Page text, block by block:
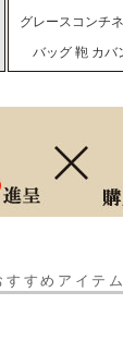
グレースコンチ
バッグ 鞄 カバ
すすめアイテ